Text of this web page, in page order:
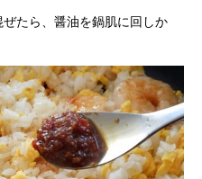
たら、醤油を鍋肌に回しか